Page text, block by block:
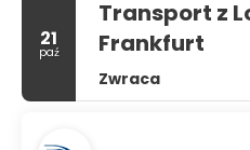
21
paź
Transport z
Frankfurt
Zwraca